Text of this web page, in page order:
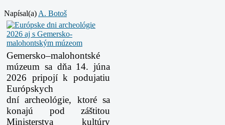
Napísal(a) A. Botoš
Gemersko–malohontské
múzeum sa dňa 14. júna
2026 pripojí k podujatiu
Európskych
dníarcheológie, ktoré sa
konajú pod záštitou
Ministerstva kultúry